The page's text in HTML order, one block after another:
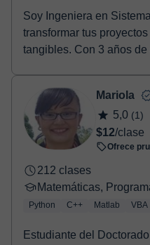
Soy Ingeniera en
transformar tus
tangibles. Con 3 años
Mariola
5,0 (1)
$12/clase
Ofrece
212 clases
Matemáticas,
Python C++ Matlab VBA
Estudiante del